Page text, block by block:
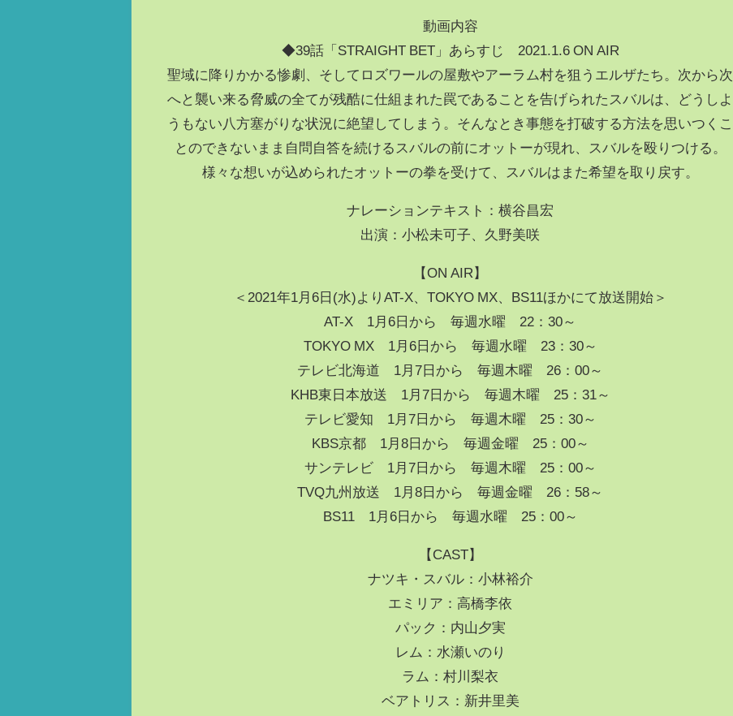
動画内容
◆39話「STRAIGHT BET」あらすじ 2021.1.6 ON AIR
聖域に降りかかる惨劇、そしてロズワールの屋敷やアーラム村を狙うエルザたち。次から次
へと襲い来る脅威の全てが残酷に仕組まれた罠であることを告げられたスバルは、どうしよ
うもない八方塞がりな状況に絶望してしまう。そんなとき事態を打破する方法を思いつくこ
とのできないまま自問自答を続けるスバルの前にオットーが現れ、スバルを殴りつける。
様々な想いが込められたオットーの拳を受けて、スバルはまた希望を取り戻す。
ナレーションテキスト：横谷昌宏
出演：小松未可子、久野美咲
【ON AIR】
＜2021年1月6日(水)よりAT-X、TOKYO MX、BS11ほかにて放送開始＞
AT-X 1月6日から 毎週水曜 22：30～
TOKYO MX 1月6日から 毎週水曜 23：30～
テレビ北海道 1月7日から 毎週木曜 26：00～
KHB東日本放送 1月7日から 毎週木曜 25：31～
テレビ愛知 1月7日から 毎週木曜 25：30～
KBS京都 1月8日から 毎週金曜 25：00～
サンテレビ 1月7日から 毎週木曜 25：00～
TVQ九州放送 1月8日から 毎週金曜 26：58～
BS11 1月6日から 毎週水曜 25：00～
【CAST】
ナツキ・スバル：小林裕介
エミリア：高橋李依
パック：内山夕実
レム：水瀬いのり
ラム：村川梨衣
ベアトリス：新井里美